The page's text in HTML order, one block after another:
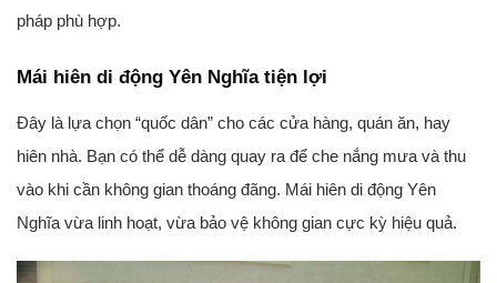
pháp phù hợp.
Mái hiên di động Yên Nghĩa tiện lợi
Đây là lựa chọn “quốc dân” cho các cửa hàng, quán ăn, hay
hiên nhà. Bạn có thể dễ dàng quay ra để che nắng mưa và thu
vào khi cần không gian thoáng đãng. Mái hiên di động Yên
Nghĩa vừa linh hoạt, vừa bảo vệ không gian cực kỳ hiệu quả.